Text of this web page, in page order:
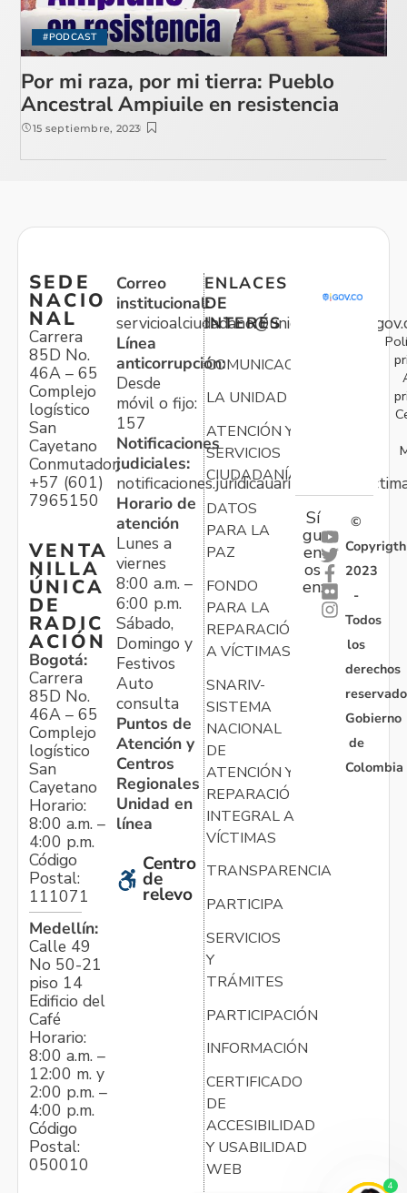
#PODCAST
Por mi raza, por mi tierra: Pueblo
Ancestral Ampiuile en resistencia
15 septiembre, 2023
SEDE
NACIO
NAL
Carrera
85D No.
46A – 65
Complejo
logístico
San
Cayetano
Conmutador:
+57 (601)
7965150
VENTA
NILLA
ÚNICA
DE
RADIC
ACIÓN
Bogotá:
Carrera
85D No.
46A – 65
Complejo
logístico
San
Cayetano
Horario:
8:00 a.m. –
4:00 p.m.
Código
Postal:
111071
Medellín:
Calle 49
No 50-21
piso 14
Edificio del
Café
Horario:
8:00 a.m. –
12:00 m. y
2:00 p.m. –
4:00 p.m.
Código
Postal:
050010
Correo
institucional:
Línea
anticorrupción:
Desde
móvil o fijo:
157
Notificaciones
judiciales:
Horario de
atención
Lunes a
viernes
8:00 a.m. –
6:00 p.m.
Sábado,
Domingo y
Festivos
Auto
consulta
Puntos de
Atención y
Centros
Regionales
Unidad en
línea
Centro
de
relevo
ENLACES
DE
INTERÉS
COMUNICACIONES
LA UNIDAD
ATENCIÓN Y
SERVICIOS
CIUDADANÍA
DATOS
PARA LA
PAZ
FONDO
PARA LA
REPARACIÓN
A VÍCTIMAS
SNARIV-
SISTEMA
NACIONAL
DE
ATENCIÓN Y
REPARACIÓN
INTEGRAL A
VÍCTIMAS
TRANSPARENCIA
PARTICIPA
SERVICIOS
Y
TRÁMITES
PARTICIPACIÓN
INFORMACIÓN
CERTIFICADO
DE
ACCESIBILIDAD
Y USABILIDAD
WEB
Sí
gu
en
os
en:
©
Copyrigth
2023
-
Todos
los
derechos
Gobierno
de
Colombia
4